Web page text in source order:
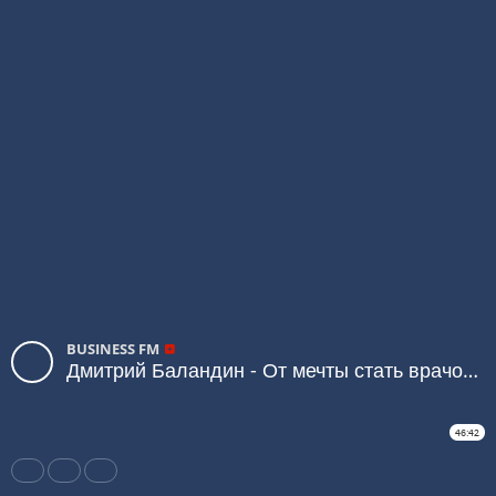
BUSINESS FM
Дмитрий Баландин - От мечты стать врачом к Олимпийскому золоту
46:42
Share